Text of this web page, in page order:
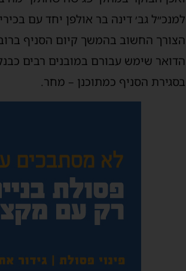
למנכ״ל גב׳ דינה בר אולפן יחד עם
הצורך החשוב בהמשך קיום הסניף
הדואר שימש עבורם במובנים רבים
בסגירת הסניף כמתוכנן – מחר.